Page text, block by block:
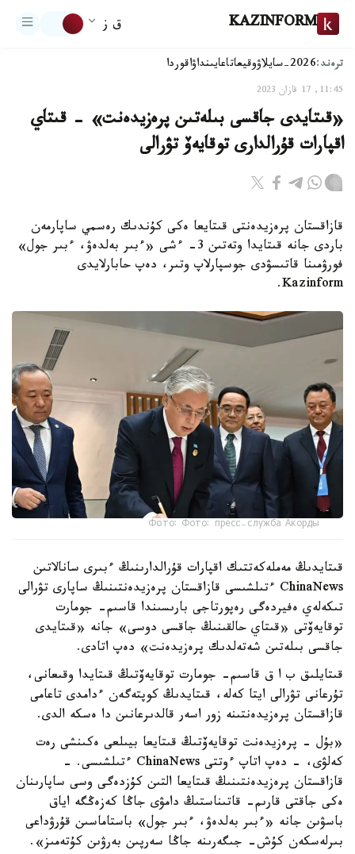
KAZINFORM ق ز
ترەند:2026-سايلاۋ وقيعاتاعايىنداۋاقوردا
11:45, 17 قازان 2023
«قىتايدى جاقسى بىلەتىن پرەزيدەنت» - قىتاي
اقپارات قۇرالدارى توقايەۆ تۋرالى
قازاقستان پرەزيدەنتى قىتايعا ەكى كۇندىك رەسمي ساپارمەن
باردى جانە قىتايدا وتەتىن 3- ءشى «ءبىر بەلدەۋ، ءبىر جول»
فورۋمىنا قاتىسۋدى جوسپارلاپ وتىر، دەپ حابارلايدى
Kazinform.
Фото: Фото: пресс-служба Акорды
قىتايدىڭ مەملەكەتتىك اقپارات قۇرالدارىنىڭ ءبىرى سانالاتىن
ChinaNews ءتىلشىسى قازاقستان پرەزيدەنتىنىڭ ساپارى تۋرالى
تىكەلەي ەفيردەگى رەپورتاجى بارىسىندا قاسىم- جومارت
توقايەۆتى «قىتاي حالقىنىڭ جاقسى دوسى» جانە «قىتايدى
جاقسى بىلەتىن شەتەلدىك پرەزيدەنت» دەپ اتادى.
قىتايلىق ب ا ق قاسىم- جومارت توقايەۆتىڭ قىتايدا وقىعانى،
تۇرعانى تۋرالى ايتا كەلە، قىتايدىڭ كوپتەگەن ءدامدى تاعامى
قازاقستان پرەزيدەنتىنە زور اسەر قالدىرعانىن دا ەسكە الدى.
«بۇل - پرەزيدەنت توقايەۆتىڭ قىتايعا بيىلعى ەكىنشى رەت
كەلۋى، - دەپ اتاپ ءوتتى ChinaNews ءتىلشىسى. -
قازاقستان پرەزيدەنتىنىڭ قىتايعا التىن كۇزدەگى وسى ساپارىنان
ەكى جاقتى قارىم- قاتىناستىڭ دامۋى جاڭا كەزەڭگە اياق
باسۋىن جانە «ءبىر بەلدەۋ، ءبىر جول» باستاماسىن قۇرۋداعى
بىرلەسكەن كۇش- جىگەرىنە جاڭا سەرپىن بەرۋىن كۇتەمىز».